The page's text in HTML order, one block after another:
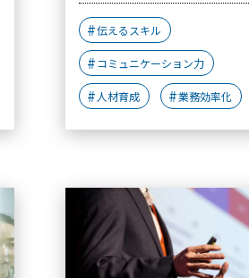
伝えるスキル
コミュニケーション力
人材育成 業務効率化